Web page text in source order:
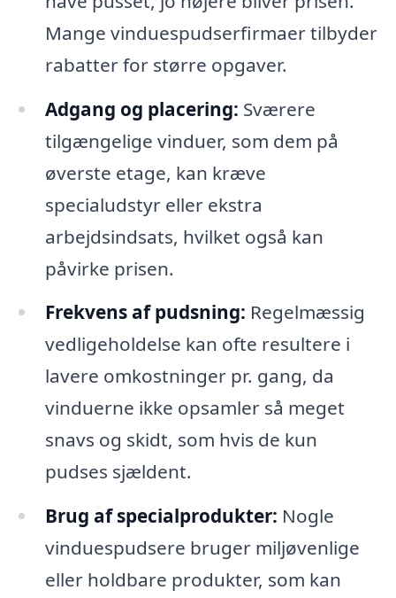
Mange vinduespudserfirmaer tilbyder
rabatter for større opgaver.
Adgang og placering: Sværere
tilgængelige vinduer, som dem på
øverste etage, kan kræve
specialudstyr eller ekstra
arbejdsindsats, hvilket også kan
påvirke prisen.
Frekvens af pudsning: Regelmæssig
vedligeholdelse kan ofte resultere i
lavere omkostninger pr. gang, da
vinduerne ikke opsamler så meget
snavs og skidt, som hvis de kun
pudses sjældent.
Brug af specialprodukter: Nogle
vinduespudsere bruger miljøvenlige
eller holdbare produkter, som kan